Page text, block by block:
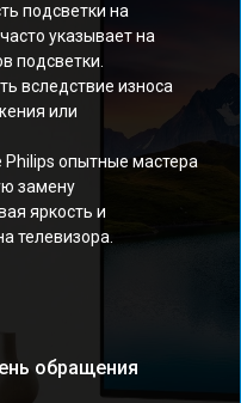
подсветки на
указывает на
подсветки.
вследствие износа
или
опытные мастера
замену
яркость и
телевизора.
обращения